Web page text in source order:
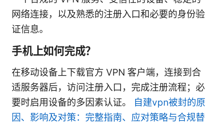
网络连接，以及熟悉的注册入口和必要的身份验
证信息。
手机上如何完成？
在移动设备上下载官方 VPN 客户端，连接到合
适服务器后，访问注册入口，完成注册流程；必
要时启用设备的多因素认证。
自建vpn被封的原
因、影响及对策：完整指南、应对策略与合规替